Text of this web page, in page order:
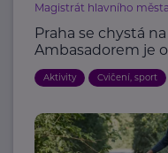
Magistrát hlavního
Praha se chystá
Ambasadorem je
Aktivity Cvičení, sport